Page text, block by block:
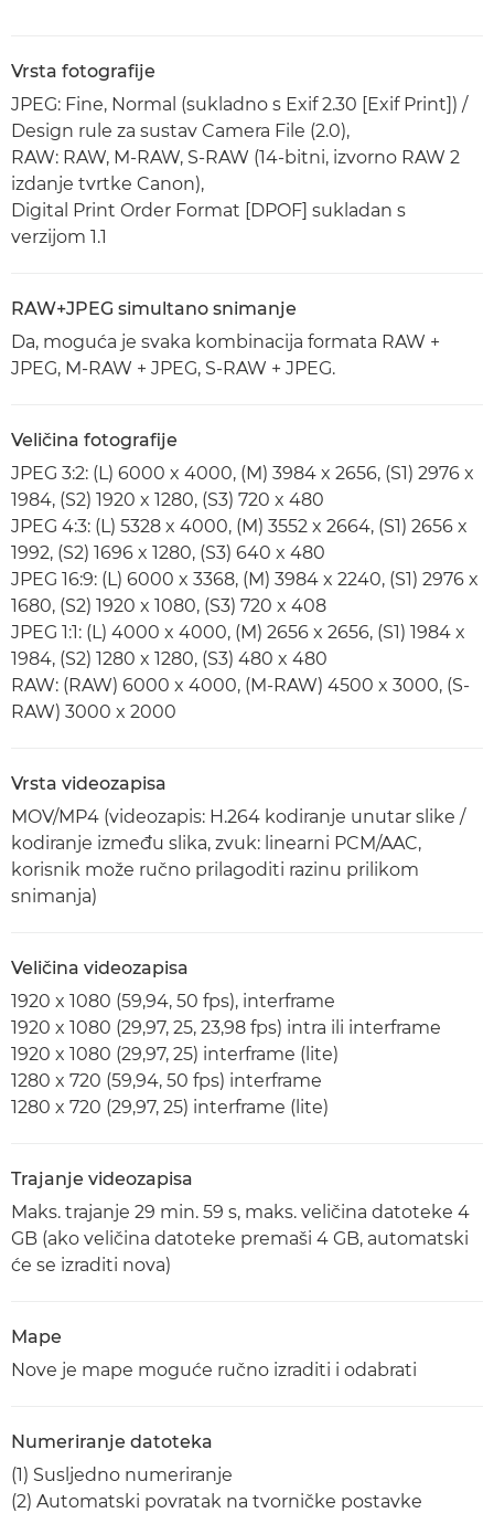
Vrsta fotografije
JPEG: Fine, Normal (sukladno s Exif 2.30 [Exif Print]) /
Design rule za sustav Camera File (2.0),
RAW: RAW, M-RAW, S-RAW (14-bitni, izvorno RAW 2
izdanje tvrtke Canon),
Digital Print Order Format [DPOF] sukladan s
verzijom 1.1
RAW+JPEG simultano snimanje
Da, moguća je svaka kombinacija formata RAW +
JPEG, M-RAW + JPEG, S-RAW + JPEG.
Veličina fotografije
JPEG 3:2: (L) 6000 x 4000, (M) 3984 x 2656, (S1) 2976 x
1984, (S2) 1920 x 1280, (S3) 720 x 480
JPEG 4:3: (L) 5328 x 4000, (M) 3552 x 2664, (S1) 2656 x
1992, (S2) 1696 x 1280, (S3) 640 x 480
JPEG 16:9: (L) 6000 x 3368, (M) 3984 x 2240, (S1) 2976 x
1680, (S2) 1920 x 1080, (S3) 720 x 408
JPEG 1:1: (L) 4000 x 4000, (M) 2656 x 2656, (S1) 1984 x
1984, (S2) 1280 x 1280, (S3) 480 x 480
RAW: (RAW) 6000 x 4000, (M-RAW) 4500 x 3000, (S-
RAW) 3000 x 2000
Vrsta videozapisa
MOV/MP4 (videozapis: H.264 kodiranje unutar slike /
kodiranje između slika, zvuk: linearni PCM/AAC,
korisnik može ručno prilagoditi razinu prilikom
snimanja)
Veličina videozapisa
1920 x 1080 (59,94, 50 fps), interframe
1920 x 1080 (29,97, 25, 23,98 fps) intra ili interframe
1920 x 1080 (29,97, 25) interframe (lite)
1280 x 720 (59,94, 50 fps) interframe
1280 x 720 (29,97, 25) interframe (lite)
Trajanje videozapisa
Maks. trajanje 29 min. 59 s, maks. veličina datoteke 4
GB (ako veličina datoteke premaši 4 GB, automatski
će se izraditi nova)
Mape
Nove je mape moguće ručno izraditi i odabrati
Numeriranje datoteka
(1) Susljedno numeriranje
(2) Automatski povratak na tvorničke postavke